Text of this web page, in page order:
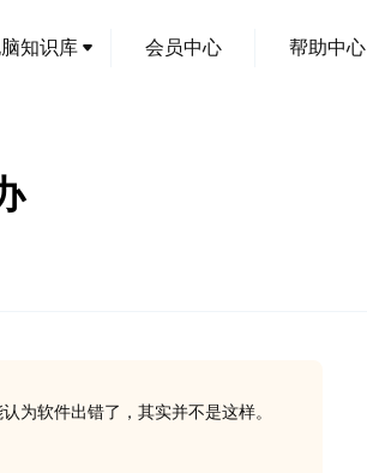
知识库 会员中心 帮助中心
为软件出错了，其实并不是这样。